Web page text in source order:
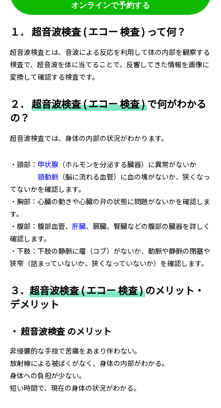
オンラインで予約する
１． 超音波検査 ( エコー 検査 ) って何？
超音波検査とは、音波による反応を利用して体の内部を観察する
検査で、超音波を体に当てることで、反響してきた情報を画像に
変換して確認する検査です。
２． 超音波検査 ( エコー 検査 )で何がわかる
の？
超音波検査では、身体の内部の状況がわかります。
・頸部： 甲状腺 （ホルモンを分泌する臓器）に異常がないか
頸動脈 （脳に流れる血管）に血の塊がないか、狭くなっ
てないかを確認します。
・胸部：心臓の動きや心臓の弁の状態に問題がないかを確認しま
す。
・腹部：腹部血管、 肝臓、膵臓、腎臓などの腹部の臓器を詳しく
確認します。
・下肢：下肢の静脈に瘤（コブ）がないか、動脈や静脈の閉塞や
狭窄（詰まっていないか、狭くなっていないか）を確認します。
３． 超音波検査 ( エコー 検査 )のメリット・
デメリット
・ 超音波検査 のメリット
非侵襲的な手技で苦痛をあまり伴わない。
放射線による被ばくがなく、身体の内部がわかる。
身体への負担が少ない。
短い時間で、現在の身体の状況がわかる。